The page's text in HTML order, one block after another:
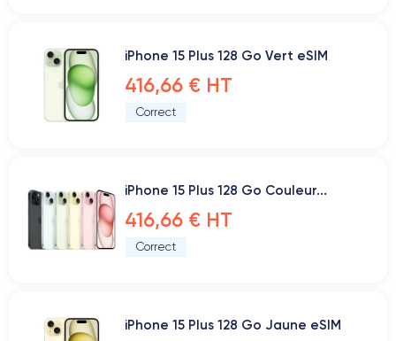
iPhone 15 Plus 128 Go Vert eSIM
416,66 € HT
Correct
iPhone 15 Plus 128 Go Couleur...
416,66 € HT
Correct
iPhone 15 Plus 128 Go Jaune eSIM